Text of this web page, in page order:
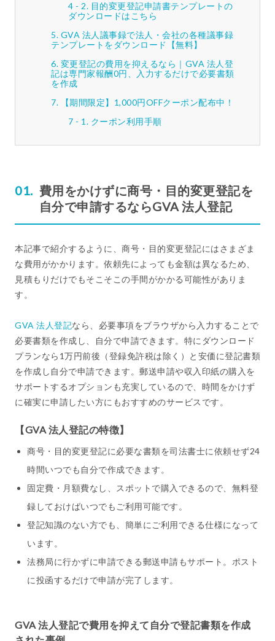
目的変更登記申請書テンプレートの
ダウンロードはこちら
GVA 法人議事録で法人・会社の各種議事録
テンプレートをダウンロード【無料】
変更登記の費用を抑えるなら｜GVA 法人登
記は専門家報酬0円、入力するだけで必要書類
を作成
【期間限定】1,000円OFFクーポン配布中！
クーポン利用手順
費用をかけずに商号・目的変更登記を
自分で申請するならGVA 法人登記
本記事で紹介するように、商号・目的変更登記にはさまざま
な費用がかかります。依頼先によっても金額は異なるため、
見積もりだけでもそこそこの手間がかかる可能性がありま
す。
GVA 法人登記なら、必要事項をブラウザから入力することで
必要書類を作成し、自分で申請できます。特にダウンロード
プランなら1万円前後（登録免許税は除く）と安価に登記書類
を作成し自分で申請できます。郵送申請や収入印紙の購入を
サポートするオプションも充実しているので、時間をかけず
に確実に申請したい方にもおすすめのサービスです。
【GVA 法人登記の特徴】
商号・目的変更登記に必要な書類を司法書士に依頼せず24
時間いつでも自分で作成できます。
固定費・月額費なし、スポットで購入できるので、無料登
録しておけばいつでもご利用可能です。
登記知識のない方でも、簡単にご利用できる仕様になって
います。
法務局に行かずに申請できる郵送申請もサポート。ポスト
に投函するだけで申請が完了します。
GVA 法人登記で費用を抑えて自分で登記書類を作成